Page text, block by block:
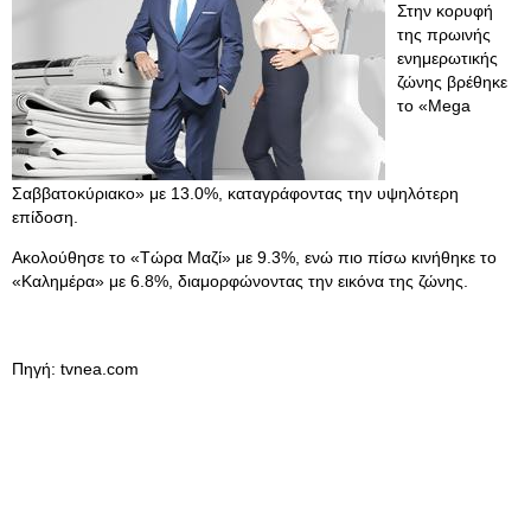
Στην κορυφή
της πρωινής
ενημερωτικής
ζώνης βρέθηκε
το «Mega
Σαββατοκύριακο» με 13.0%, καταγράφοντας την υψηλότερη
επίδοση.
Ακολούθησε το «Τώρα Μαζί» με 9.3%, ενώ πιο πίσω κινήθηκε το
«Καλημέρα» με 6.8%, διαμορφώνοντας την εικόνα της ζώνης.
Πηγή: tvnea.com